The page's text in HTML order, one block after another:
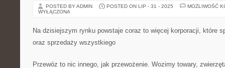
POSTED BY ADMIN POSTED ON LIP - 31 - 2025
MOŻLIWOŚĆ
WYŁĄCZONA
Na dzisiejszym rynku powstaje coraz to więcej korporacji, które
oraz sprzedaży wszystkiego
Przewóz to nic innego, jak przewożenie. Wozimy towary,